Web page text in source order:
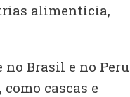
alimentícia,
no Brasil e no Peru
cascas e